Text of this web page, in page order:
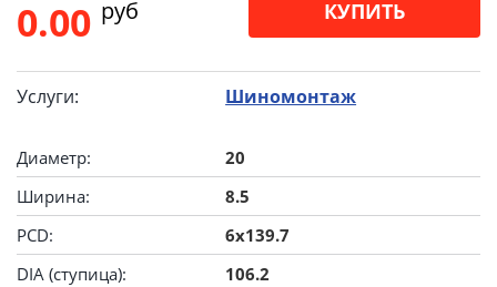
0.00 pуб КУПИТЬ
Услуги: Шиномонтаж
Диаметр:
20
Ширина:
8.5
PCD:
6x139.7
DIA (ступица):
106.2